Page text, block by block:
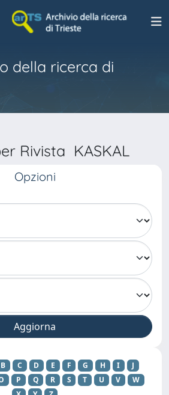
della ricerca di
Rivista KASKAL
Opzioni
B C D E F G H I
J
P Q R S T U V
W